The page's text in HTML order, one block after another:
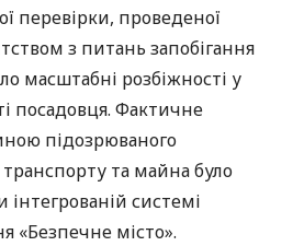
перевірки, проведеної
з питань запобігання
масштабні розбіжності у
посадовця. Фактичне
підозрюваного
та майна було
інтегрованій системі
«Безпечне місто».